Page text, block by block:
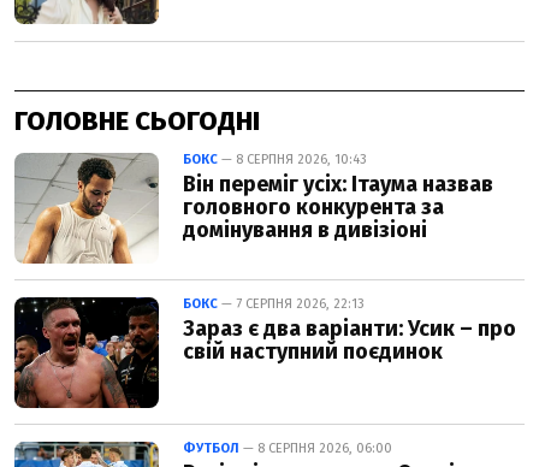
ГОЛОВНЕ СЬОГОДНІ
БОКС — 8 СЕРПНЯ 2026, 10:43
Він переміг усіх: Ітаума назвав
головного конкурента за
домінування в дивізіоні
БОКС — 7 СЕРПНЯ 2026, 22:13
Зараз є два варіанти: Усик – про
свій наступний поєдинок
ФУТБОЛ — 8 СЕРПНЯ 2026, 06:00